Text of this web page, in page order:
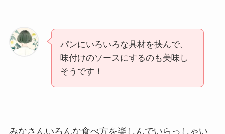
パンにいろいろな具材を挟んで、
味付けのソースにするのも美味し
そうです！
みなさんいろんな食べ方を楽しんでいらっしゃい